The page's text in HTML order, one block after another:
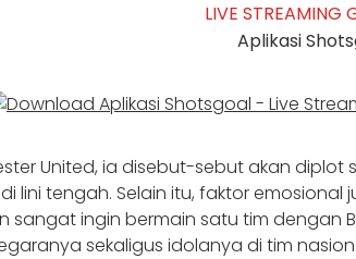
LIVE STREAMING
Aplikasi
United, ia disebut-sebut akan
lini tengah. Selain itu, faktor emosional
sangat ingin bermain satu tim dengan
sekaligus idolanya di tim